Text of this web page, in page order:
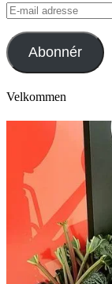
E-
mail
adresse
Abonnér
Velkommen